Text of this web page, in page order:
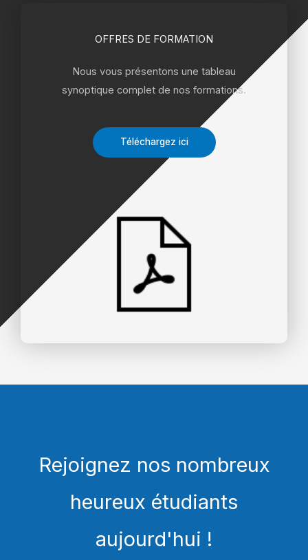
OFFRES DE FORMATION
Nous vous présentons une tableau
synoptique complet de nos formations.
Téléchargez ici
Rejoignez nos nombreux
heureux étudiants
aujourd'hui !